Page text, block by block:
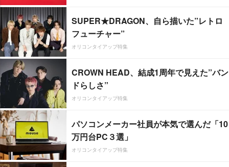
SUPER★DRAGON、自ら描いた”レトロ
フューチャー”
オリコンタイアップ特集
CROWN HEAD、結成1周年で見えた”バン
ドらしさ”
オリコンタイアップ特集
パソコンメーカー社員が本気で選んだ「10
万円台PC３選」
オリコンタイアップ特集